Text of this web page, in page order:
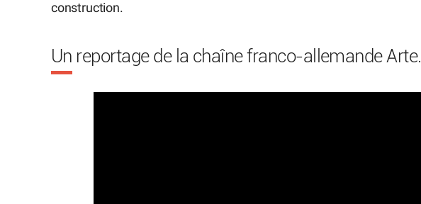
construction.
Un reportage de la chaîne franco-allemande Arte.